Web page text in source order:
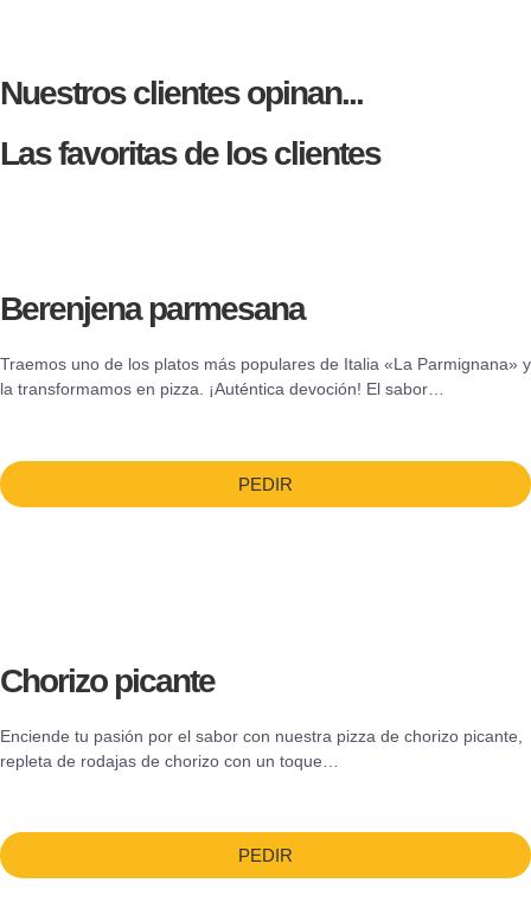
Nuestros clientes opinan...
Las favoritas de los clientes
Berenjena parmesana
Traemos uno de los platos más populares de Italia «La Parmignana» y
la transformamos en pizza. ¡Auténtica devoción! El sabor…
PEDIR
Chorizo picante
Enciende tu pasión por el sabor con nuestra pizza de chorizo picante,
repleta de rodajas de chorizo con un toque…
PEDIR